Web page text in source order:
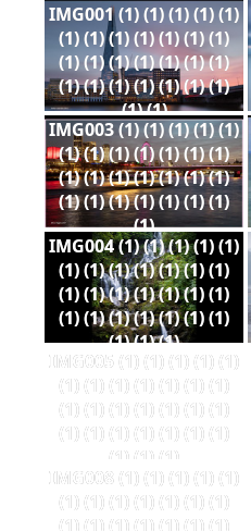
IMG001 (1) (1) (1) (1) (1)
(1) (1) (1) (1) (1) (1) (1)
(1) (1) (1) (1) (1) (1) (1)
(1) (1) (1) (1) (1) (1) (1)
(1) (1)
IMG003 (1) (1) (1) (1) (1)
(1) (1) (1) (1) (1) (1) (1)
(1) (1) (1) (1) (1) (1) (1)
(1) (1) (1) (1) (1) (1) (1)
(1)
IMG004 (1) (1) (1) (1) (1)
(1) (1) (1) (1) (1) (1) (1)
(1) (1) (1) (1) (1) (1) (1)
(1) (1) (1) (1) (1) (1) (1)
(1) (1) (1)
IMG005 (1) (1) (1) (1) (1)
(1) (1) (1) (1) (1) (1) (1)
(1) (1) (1) (1) (1) (1) (1)
(1) (1) (1) (1) (1) (1) (1)
(1) (1) (1)
IMG008 (1) (1) (1) (1) (1)
(1) (1) (1) (1) (1) (1) (1)
(1) (1) (1) (1) (1) (1) (1)